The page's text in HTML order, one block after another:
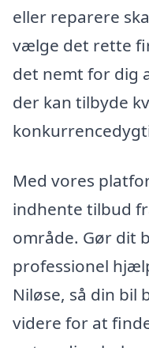
eller reparere
vælge det rette
det nemt for dig
der kan tilbyde
Med vores
indhente tilbud
område. Gør dit
professionel
Niløse, så din bil
videre for at